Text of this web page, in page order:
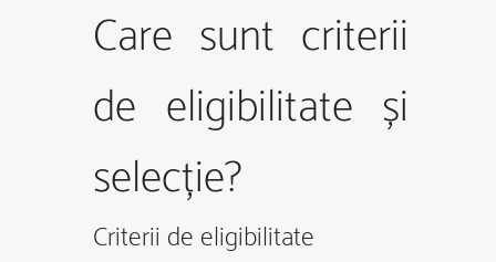
Care sunt criterii
de eligibilitate și
selecție?
Criterii de eligibilitate